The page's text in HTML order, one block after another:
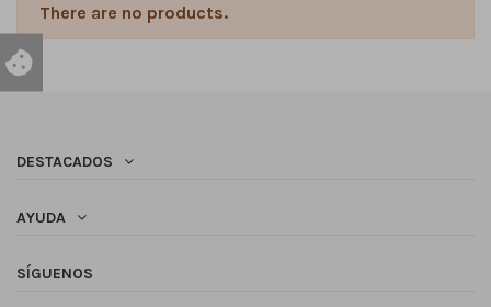
There are no products.
DESTACADOS
AYUDA
SÍGUENOS